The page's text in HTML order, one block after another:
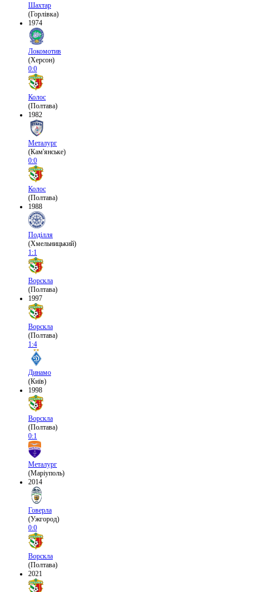
Шахтар
(Горлівка)
1974
Локомотив
(Херсон)
0:0
Колос
(Полтава)
1982
Металург
(Кам'янське)
0:0
Колос
(Полтава)
1988
Поділля
(Хмельницький)
1:1
Ворскла
(Полтава)
1997
Ворскла
(Полтава)
1:4
Динамо
(Київ)
1998
Ворскла
(Полтава)
0:1
Металург
(Маріуполь)
2014
Говерла
(Ужгород)
0:0
Ворскла
(Полтава)
2021